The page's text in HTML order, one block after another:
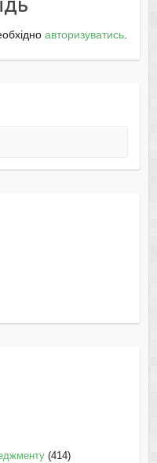
авторизуватись.
(414)